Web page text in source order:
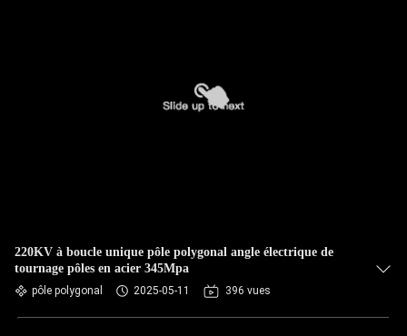
220KV à boucle unique pôle polygonal angle électrique de
tournage pôles en acier 345Mpa
pôle polygonal 2025-05-11 396 vues